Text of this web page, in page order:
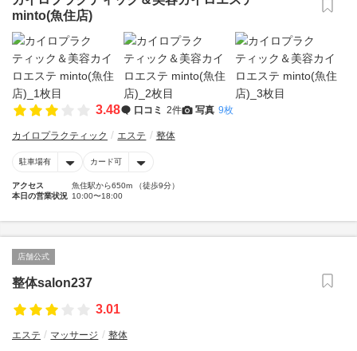
minto(魚住店)
3.48 口コミ 2件 写真 9枚
カイロプラクティック エステ 整体
駐車場有 カード可
アクセス
魚住駅から650m （徒歩9分）
本日の営業状況 10:00〜18:00
店舗公式
整体salon237
3.01
エステ マッサージ 整体